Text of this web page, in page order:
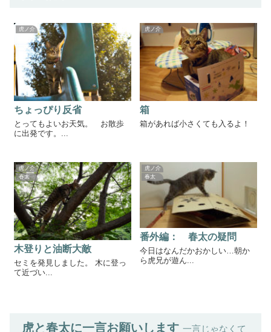
虎ノ介
ちょっぴり反省
とってもよいお天気。 お散歩
に出発です。...
虎ノ介
箱
箱があれば小さくても入るよ！
虎ノ介
春太
木登りと油断大敵
セミを発見しました。 木に登っ
て近づい...
虎ノ介
春太
番外編： 春太の疑問
今日はなんだかおかしい…朝か
ら虎兄が遊ん...
虎と春太に一言お願いします 一言じゃなくて